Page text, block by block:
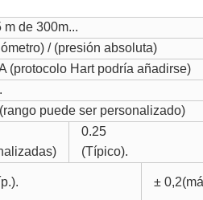
m de 300m...
/ (presión absoluta)
(protocolo Hart podría añadirse)
puede ser personalizado)
0.25
(Típico).
±